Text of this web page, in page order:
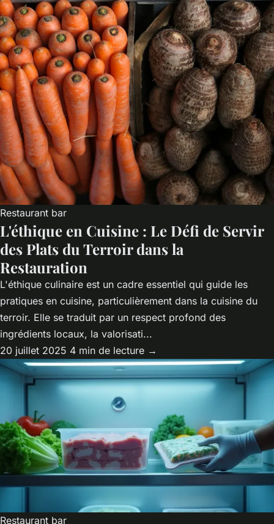
Restaurant bar
L'éthique en Cuisine : Le Défi de Servir
des Plats du Terroir dans la
Restauration
L'éthique culinaire est un cadre essentiel qui guide les
pratiques en cuisine, particulièrement dans la cuisine du
terroir. Elle se traduit par un respect profond des
ingrédients locaux, la valorisati...
20 juillet 2025 4 min de lecture →
Restaurant bar